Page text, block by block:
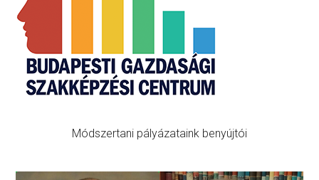
Módszertani pályázataink benyújtói